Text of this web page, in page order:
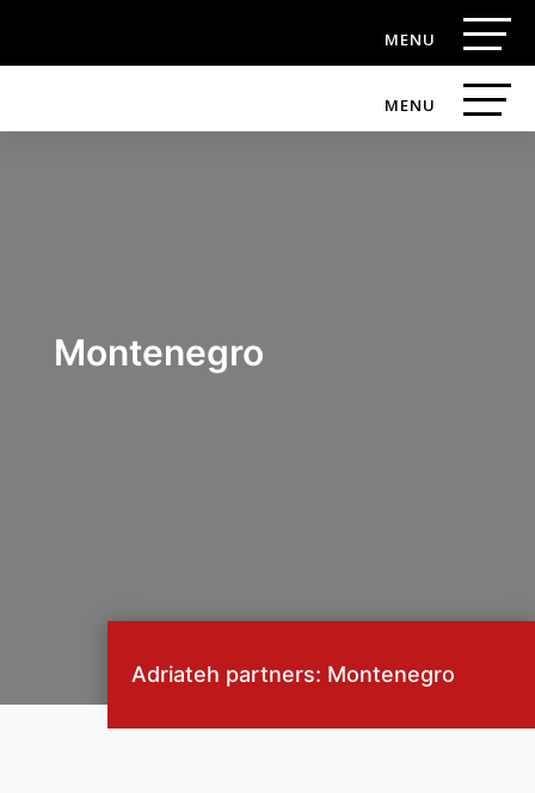
Montenegro
Adriateh partners: Montenegro